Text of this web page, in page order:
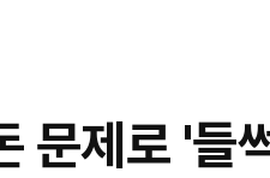
문제로 '들